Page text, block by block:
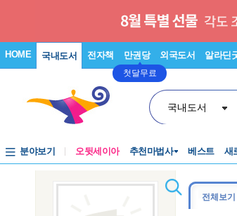
HOME 국내도서 전자책 만권당
첫달무료
외국도서 알라딘
국내도서
분야보기 오뒷세이아 추천마법사 베스트 새
전체보기